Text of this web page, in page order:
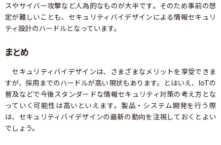
スやサイバー攻撃など人為的なものが大半です。そのため事前の想
定が難しいことも、セキュリティバイデザインによる情報セキュリ
ティ設計のハードルとなっています。
まとめ
セキュリティバイデザインは、さまざまなメリットを享受できま
すが、採用までのハードルが高い現状もあります。とはいえ、IoTの
普及などで今後スタンダードな情報セキュリティ対策の考え方とな
っていく可能性は高いといえます。製品・システム開発を行う際
は、セキュリティバイデザインの最新の動向を注視しておくとよい
でしょう。